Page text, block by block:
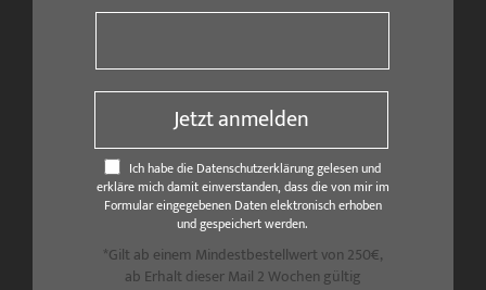
Jetzt anmelden
Ich habe die Datenschutzerklärung gelesen und
erkläre mich damit einverstanden, dass die von mir im
Formular eingegebenen Daten elektronisch erhoben
und gespeichert werden.
*Gilt ab einem Mindestbestellwert von 250€,
ab Erhalt dieser Mail 2 Wochen gültig